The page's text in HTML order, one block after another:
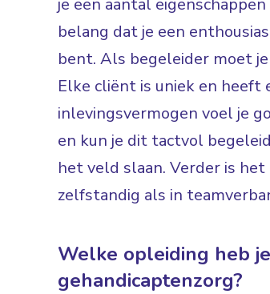
je een aantal
belang dat je een
bent. Als begeleider moet
Elke cliënt is uniek en heeft
inlevingsvermogen voel je
en kun je dit tactvol
het veld slaan. Verder is
zelfstandig als in
Welke opleiding heb
gehandicaptenzorg?